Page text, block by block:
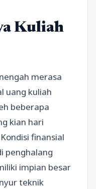
Kuliah
merasa
uang kuliah
beberapa
kian hari
finansial
penghalang
impian besar
teknik